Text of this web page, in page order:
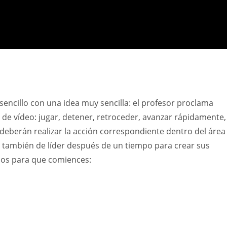
con una idea muy sencilla: el profesor proclama
vídeo: jugar, detener, retroceder, avanzar rápidamente,
realizar la acción correspondiente dentro del área
de líder después de un tiempo para crear sus
para que comiences: